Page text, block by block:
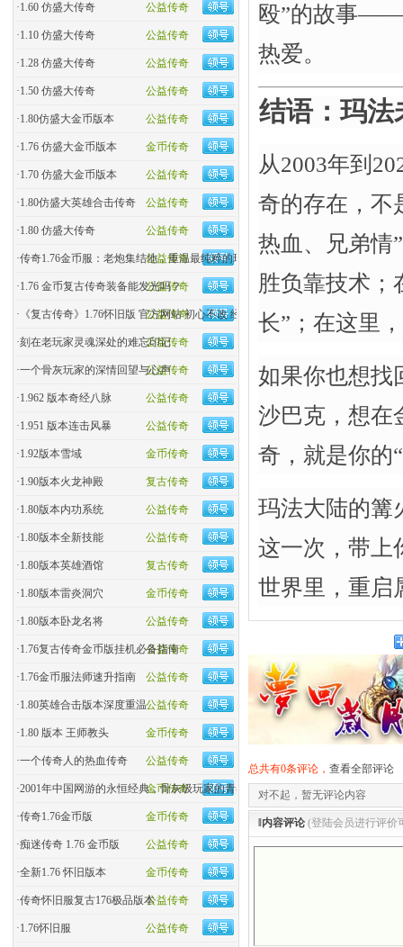
公益传奇
·1.60 仿盛大传奇
公益传奇
·1.10 仿盛大传奇
公益传奇
·1.28 仿盛大传奇
公益传奇
·1.50 仿盛大传奇
公益传奇
·1.80仿盛大金币版本
金币传奇
·1.76 仿盛大金币版本
公益传奇
·1.70 仿盛大金币版本
公益传奇
·1.80仿盛大英雄合击传奇
公益传奇
·1.80 仿盛大传奇
公益传奇
·传奇1.76金币服：老炮集结地，重温最纯粹的玛法热血！
公益传奇
·1.76 金币复古传奇装备能发光吗？
公益传奇
· 《复古传奇》1.76怀旧版 官方网站 初心不改 经典回归
公益传奇
·刻在老玩家灵魂深处的难忘印记
公益传奇
·一个骨灰玩家的深情回望与心声
公益传奇
·1.962 版本奇经八脉
公益传奇
·1.951 版本连击风暴
金币传奇
·1.92版本雪域
复古传奇
·1.90版本火龙神殿
公益传奇
·1.80版本内功系统
公益传奇
·1.80版本全新技能
复古传奇
·1.80版本英雄酒馆
金币传奇
·1.80版本雷炎洞穴
公益传奇
·1.80版本卧龙名将
公益传奇
·1.76复古传奇金币版挂机必备指南
公益传奇
·1.76金币服法师速升指南
公益传奇
·1.80英雄合击版本深度重温
金币传奇
·1.80 版本 王师教头
公益传奇
·一个传奇人的热血传奇
金币传奇
·2001年中国网游的永恒经典，骨灰级玩家的青春回忆杀！
金币传奇
·传奇1.76金币版
公益传奇
·痴迷传奇 1.76 金币版
金币传奇
·全新1.76 怀旧版本
公益传奇
·传奇怀旧服复古176极品版本
公益传奇
·1.76怀旧服
殴”的故事——
热爱。
结语：玛法
从2003年到
奇的存在，不
热血、兄弟
胜负靠技术；
长”；在这里
如果你也想找
沙巴克，想
奇，就是你的
玛法大陆的
这一次，带上
世界里，重启
总共有0条评论， 查看全部评论
对不起，暂无评论内容
‖内容评论 (登陆会员进行评价